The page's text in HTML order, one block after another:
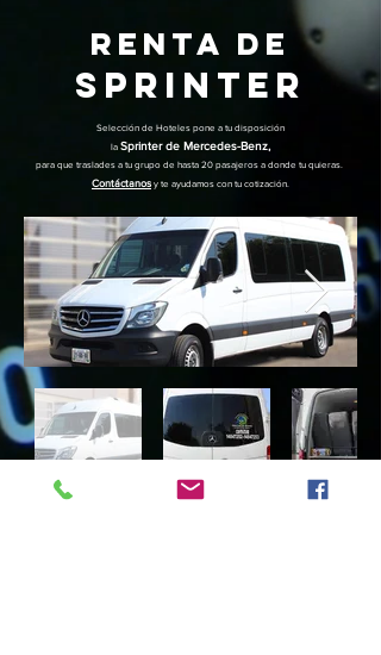
Renta de
sprinter
Selección de Hoteles pone a tu disposición
la Sprinter de Mercedes-Benz,
para que traslades a tu grupo de hasta 20 pasajeros a donde tu quieras.
Contáctanos y te ayudamos con tu cotización.